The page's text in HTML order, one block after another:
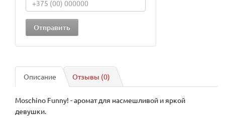
Описание Отзывы (0)
Moschino Funny! - аромат для насмешливой и яркой
девушки.